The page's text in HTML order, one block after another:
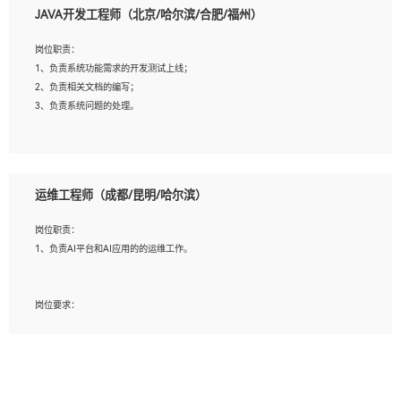
岗位要求：
2、精通linux命令。
3、熟悉oracle、mysql 数据库。
4、善于沟通，具有良好的团队合作精神和协作能力。
5、必须有实际的生产环境系统维护经验。
JAVA开发工程师（北京/哈尔滨/合肥/福州）
岗位职责：
1、负责系统功能需求的开发测试上线；
2、负责相关文档的编写；
3、负责系统问题的处理。
2、熟悉linux命令；
4、熟练使用oracle、mysql进行开发；
5、熟悉流程开发如使用activiti；
运维工程师（成都/昆明/哈尔滨）
岗位职责：
1、负责AI平台和AI应用的的运维工作。
岗位要求：